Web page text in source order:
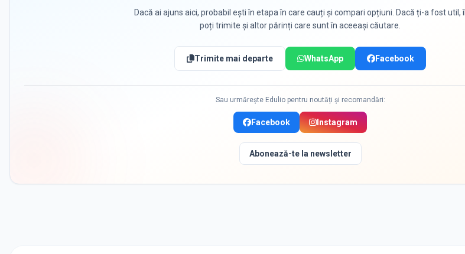
Dacă ai ajuns aici, probabil ești în etapa în care cauți și compari opțiuni. Dacă ți-a fost util, îl
poți trimite și altor părinți care sunt în aceeași căutare.
Trimite mai departe WhatsApp Facebook
Sau urmărește Edulio pentru noutăți și recomandări:
Facebook Instagram
Abonează-te la newsletter